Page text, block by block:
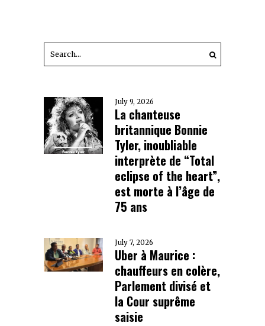
July 9, 2026
La chanteuse
britannique Bonnie
Tyler, inoubliable
interprète de “Total
eclipse of the heart”,
est morte à l’âge de
75 ans
July 7, 2026
Uber à Maurice :
chauffeurs en colère,
Parlement divisé et
la Cour suprême
saisie